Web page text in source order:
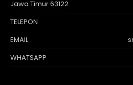
Jawa Timur 63122
TELEPON
EMAIL
WHATSAPP